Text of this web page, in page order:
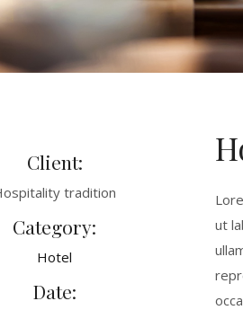
Client:
tradition
Category:
Hotel
Date:
ut